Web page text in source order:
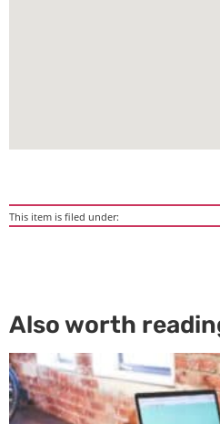
This item is filed under:
Also worth